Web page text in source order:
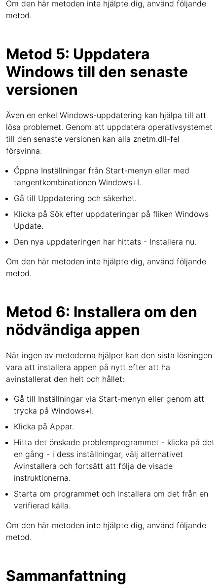
Om den här metoden inte hjälpte dig, använd följande
metod.
Metod 5: Uppdatera
Windows till den senaste
versionen
Även en enkel Windows-uppdatering kan hjälpa till att
lösa problemet. Genom att uppdatera operativsystemet
till den senaste versionen kan alla znetm.dll-fel
försvinna:
Öppna Inställningar från Start-menyn eller med
tangentkombinationen Windows+I.
Gå till Uppdatering och säkerhet.
Klicka på Sök efter uppdateringar på fliken Windows
Update.
Den nya uppdateringen har hittats - Installera nu.
Om den här metoden inte hjälpte dig, använd följande
metod.
Metod 6: Installera om den
nödvändiga appen
När ingen av metoderna hjälper kan den sista lösningen
vara att installera appen på nytt efter att ha
avinstallerat den helt och hållet:
Gå till Inställningar via Start-menyn eller genom att
trycka på Windows+I.
Klicka på Appar.
Hitta det önskade problemprogrammet - klicka på det
en gång - i dess inställningar, välj alternativet
Avinstallera och fortsätt att följa de visade
instruktionerna.
Starta om programmet och installera om det från en
verifierad källa.
Om den här metoden inte hjälpte dig, använd följande
metod.
Sammanfattning